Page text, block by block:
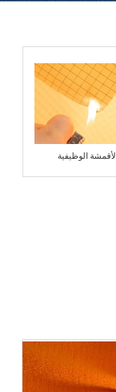
الأقمشة الوظيفية